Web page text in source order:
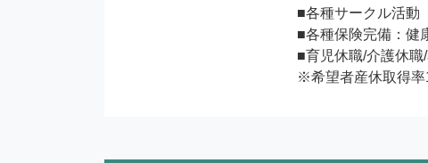
■各種サークル活動
■各種保険完備：健
■育児休職/介護休職
※希望者産休取得率